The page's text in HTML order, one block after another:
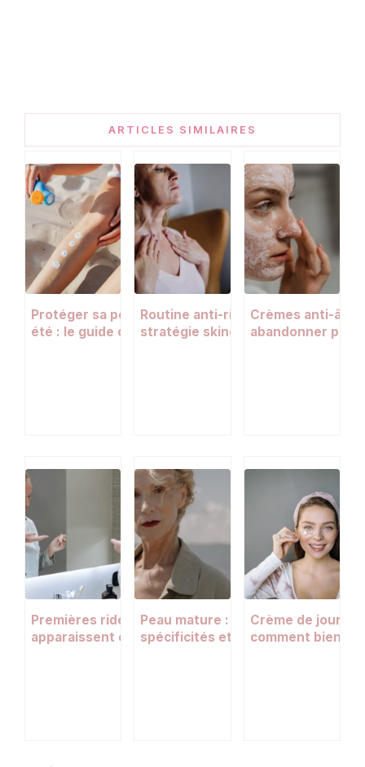
ARTICLES SIMILAIRES
Protéger sa peau du vieillissement en
été : le guide complet anti-rides et
Routine anti-rides à 40 ans : la
stratégie skincare qui fait
Crèmes anti-âge
abandonner
Premières rides : pourquoi elles
apparaissent et comment les
Peau mature : comprendre ses
spécificités et adapter sa routine
Crème de jour
comment bien